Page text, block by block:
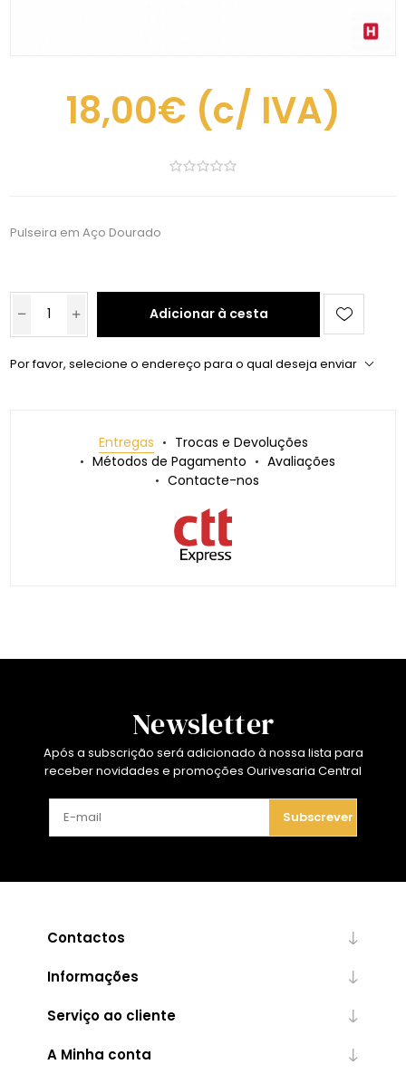
18,00€ (c/ IVA)
Pulseira em Aço Dourado
Adicionar à cesta
Por favor, selecione o endereço para o qual deseja enviar
Entregas
Trocas e Devoluções
Métodos de Pagamento
Avaliações
Contacte-nos
Newsletter
Após a subscrição será adicionado à nossa lista para
receber novidades e promoções Ourivesaria Central
Subscrever
Contactos
Informações
Serviço ao cliente
A Minha conta